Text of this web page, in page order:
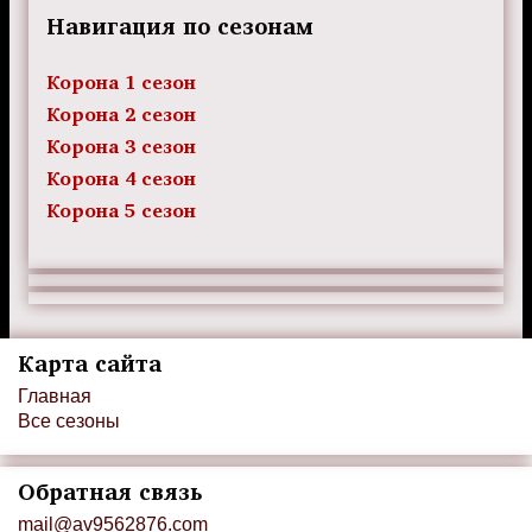
Навигация по сезонам
Корона 1 сезон
Корона 2 сезон
Корона 3 сезон
Корона 4 сезон
Корона 5 сезон
Карта сайта
Главная
Все сезоны
Обратная связь
mail@av9562876.com